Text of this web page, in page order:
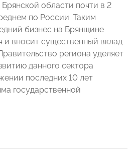
области почти в 2
по России. Таким
бизнес на Брянщине
и вносит существенный вклад
региона уделяет
данного сектора
последних 10 лет
государственной